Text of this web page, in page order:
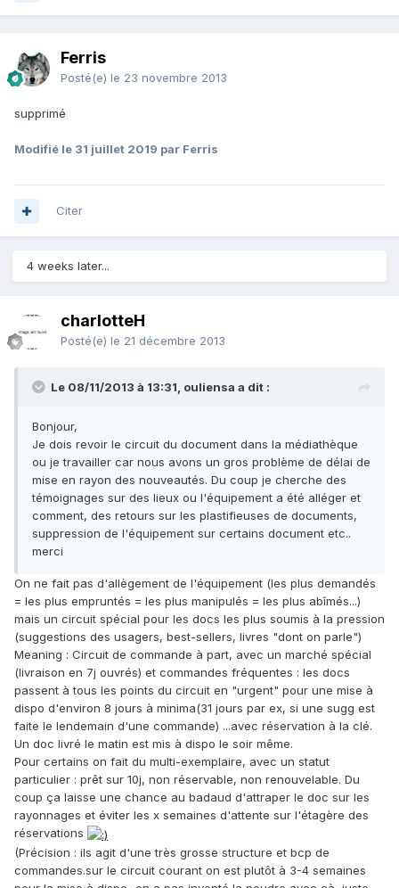
Ferris
Posté(e) le 23 novembre 2013
supprimé
Modifié le 31 juillet 2019 par Ferris
Citer
4 weeks later...
charlotteH
Posté(e) le 21 décembre 2013
Le 08/11/2013 à 13:31, ouliensa a dit :
Bonjour,
Je dois revoir le circuit du document dans la médiathèque
ou je travailler car nous avons un gros problème de délai de
mise en rayon des nouveautés. Du coup je cherche des
témoignages sur des lieux ou l'équipement a été alléger et
comment, des retours sur les plastifieuses de documents,
suppression de l'équipement sur certains document etc..
merci
On ne fait pas d'allègement de l'équipement (les plus demandés
= les plus empruntés = les plus manipulés = les plus abîmés...)
mais un circuit spécial pour les docs les plus soumis à la pression
(suggestions des usagers, best-sellers, livres "dont on parle")
Meaning : Circuit de commande à part, avec un marché spécial
(livraison en 7j ouvrés) et commandes fréquentes : les docs
passent à tous les points du circuit en "urgent" pour une mise à
dispo d'environ 8 jours à minima(31 jours par ex, si une sugg est
faite le lendemain d'une commande) ...avec réservation à la clé.
Un doc livré le matin est mis à dispo le soir même.
Pour certains on fait du multi-exemplaire, avec un statut
particulier : prêt sur 10j, non réservable, non renouvelable. Du
coup ça laisse une chance au badaud d'attraper le doc sur les
rayonnages et éviter les x semaines d'attente sur l'étagère des
réservations
(Précision : ils agit d'une très grosse structure et bcp de
commandes.sur le circuit courant on est plutôt à 3-4 semaines